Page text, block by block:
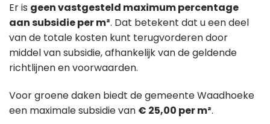
Er is geen vastgesteld maximum percentage
aan subsidie per m². Dat betekent dat u een deel
van de totale kosten kunt terugvorderen door
middel van subsidie, afhankelijk van de geldende
richtlijnen en voorwaarden.
Voor groene daken biedt de gemeente Waadhoeke
een maximale subsidie van € 25,00 per m².